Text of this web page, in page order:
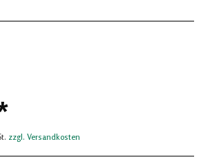
zzgl. Versandkosten